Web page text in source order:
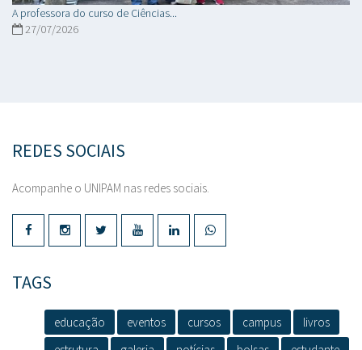
A professora do curso de Ciências...
27/07/2026
REDES SOCIAIS
Acompanhe o UNIPAM nas redes sociais.
TAGS
educação eventos cursos campus
livros